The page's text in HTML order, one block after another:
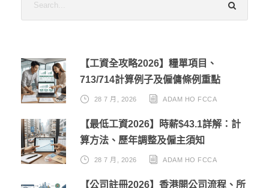
【工資全攻略2026】糧單項目、
713/714計算例子及僱傭條例重點
28 7 月, 2026 ADAM HO FCCA
【最低工資2026】時薪$43.1詳解：計
算方法、歷年調整及僱主須知
28 7 月, 2026 ADAM HO FCCA
【公司註冊2026】香港開公司流程、所